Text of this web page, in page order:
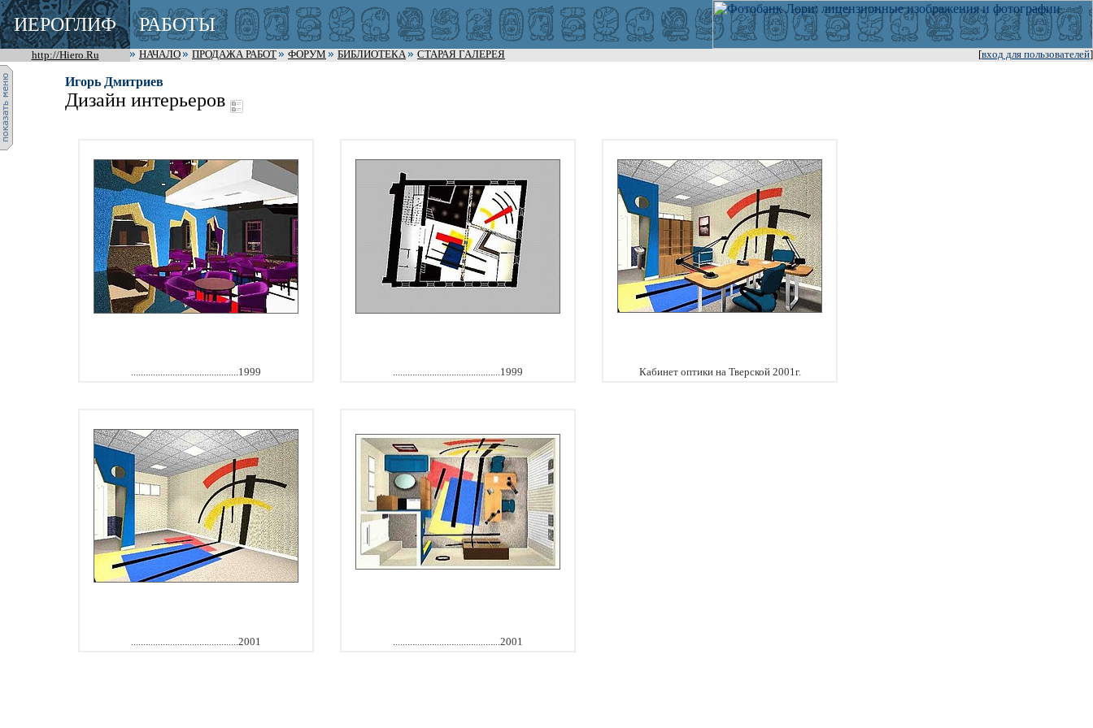
ИЕРОГЛИФ РАБОТЫ
http://Hiero.Ru [вход для пользователей]
НАЧАЛО ПРОДАЖА РАБОТ ФОРУМ БИБЛИОТЕКА СТАРАЯ ГАЛЕРЕЯ
Игорь Дмитриев
Дизайн интерьеров
............................................1999 ............................................1999 Кабинет оптики на Тверской 2001г.
............................................2001 ............................................2001